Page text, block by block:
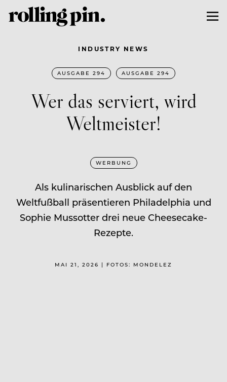
INDUSTRY NEWS
AUSGABE 294 AUSGABE 294
Wer das serviert, wird
Weltmeister!
WERBUNG
Als kulinarischen Ausblick auf den
Weltfußball präsentieren Philadelphia und
Sophie Mussotter drei neue Cheesecake-
Rezepte.
MAI 21, 2026 | FOTOS: MONDELEZ